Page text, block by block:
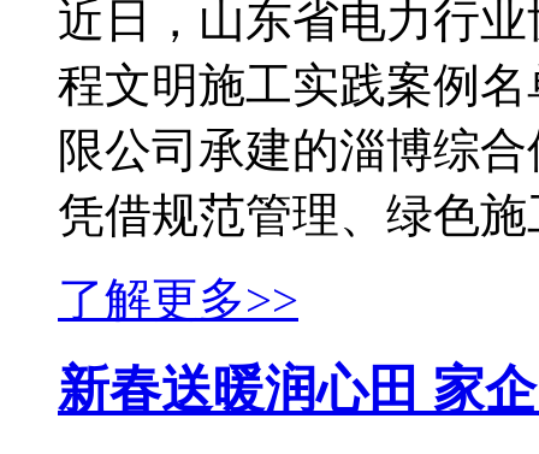
近日，山东省电力行
程文明施工实践案例
限公司承建的淄博综
凭借规范管理、绿色施
了解更多>>
新春送暖润心田 家